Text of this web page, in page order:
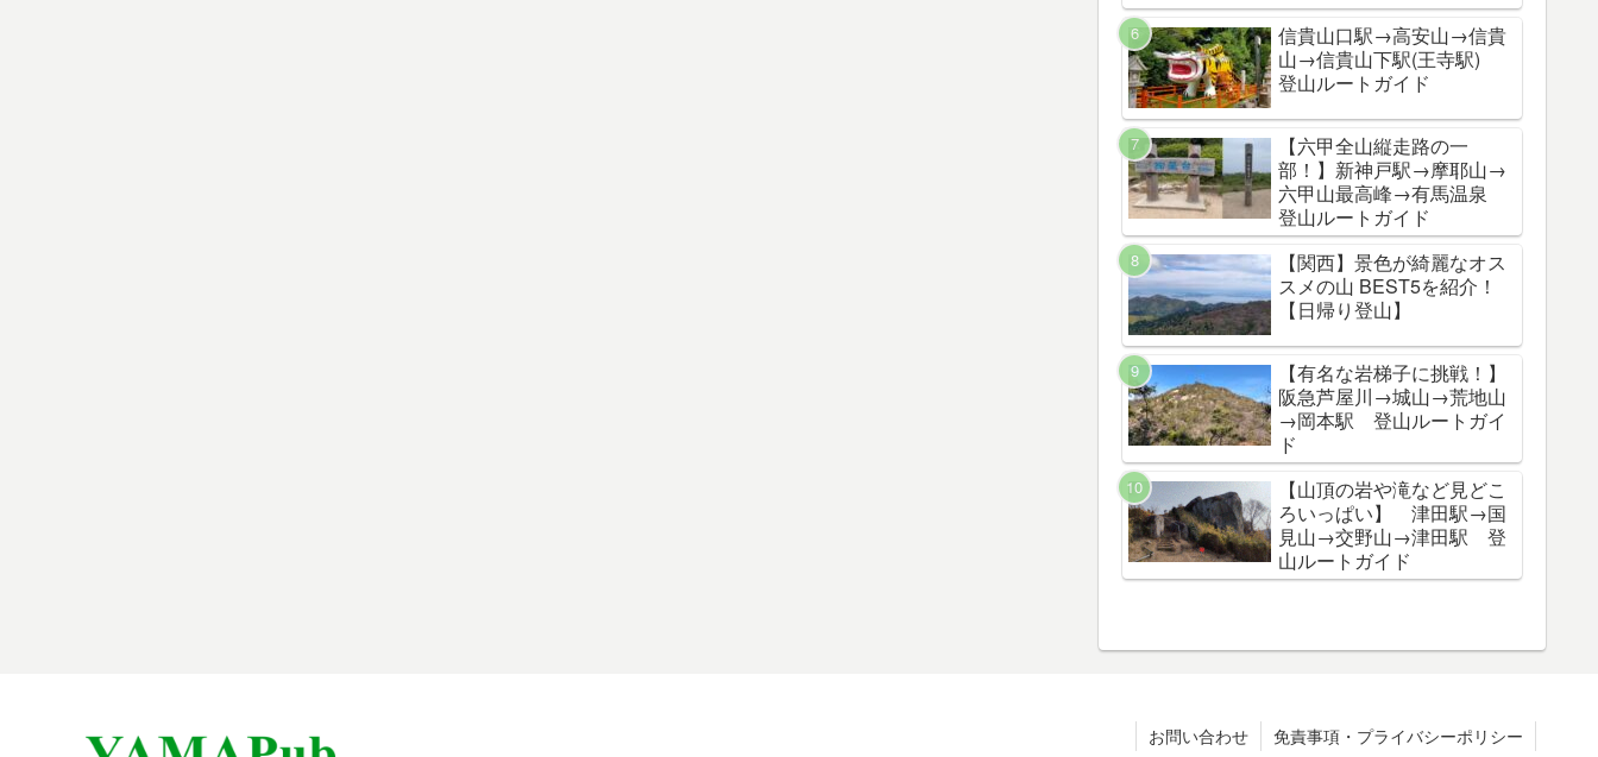
信貴山口駅→高安山→信貴
山→信貴山下駅(王寺駅)
登山ルートガイド
【六甲全山縦走路の一
部！】新神戸駅→摩耶山→
六甲山最高峰→有馬温泉
登山ルートガイド
【関西】景色が綺麗なオス
スメの山 BEST5を紹介！
【日帰り登山】
【有名な岩梯子に挑戦！】
阪急芦屋川→城山→荒地山
→岡本駅 登山ルートガイ
ド
【山頂の岩や滝など見どこ
ろいっぱい】 津田駅→国
見山→交野山→津田駅 登
山ルートガイド
お問い合わせ 免責事項・プライバシーポリシー